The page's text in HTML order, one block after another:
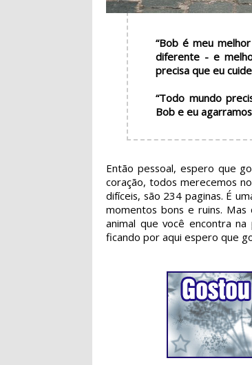
“Bob é meu
diferente - e
precisa que eu
“Todo mundo
Bob e eu agarramos
Então pessoal, espero que
coração, todos merecemos
difíceis, são 234 paginas. É
momentos bons e ruins.
animal que você encontra
ficando por aqui espero que